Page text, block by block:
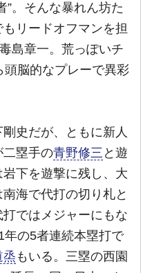
”。そんな暴れん坊た
リードオフマンを担
島章一。荒っぽいチ
脳的なプレーで異彩
史だが、ともに新人
二塁手の青野修三 と遊
下を遊撃に残し、大
海で代打の切り札と
ではメジャーにもな
年の5者連続本塁打で
烝もいる。三塁の西園